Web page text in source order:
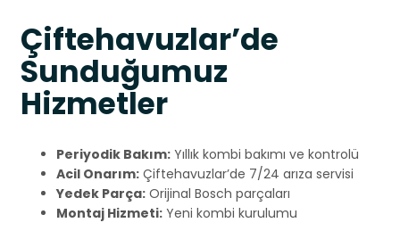
Çiftehavuzlar’de
Sunduğumuz
Hizmetler
Periyodik Bakım: Yıllık kombi bakımı ve kontrolü
Acil Onarım: Çiftehavuzlar’de 7/24 arıza servisi
Yedek Parça: Orijinal Bosch parçaları
Montaj Hizmeti: Yeni kombi kurulumu